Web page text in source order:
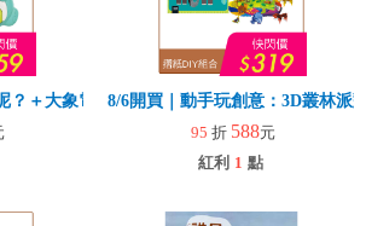
？＋大象電子琴8/6開買｜動手玩創意：3D叢林派
95 折 588元
紅利 1 點